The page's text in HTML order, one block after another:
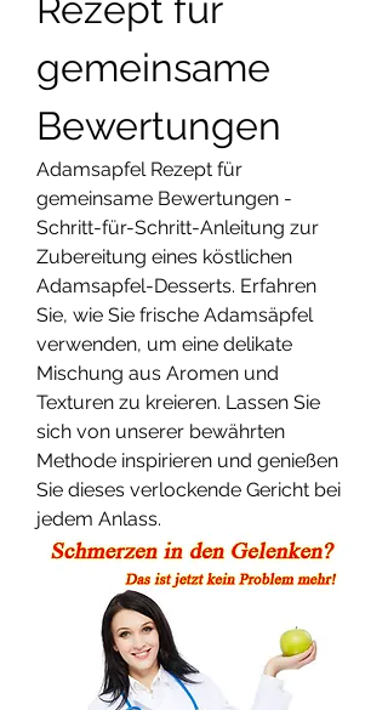
Rezept für
gemeinsame
Bewertungen
Adamsapfel Rezept für
gemeinsame Bewertungen -
Schritt-für-Schritt-Anleitung zur
Zubereitung eines köstlichen
Adamsapfel-Desserts. Erfahren
Sie, wie Sie frische Adamsäpfel
verwenden, um eine delikate
Mischung aus Aromen und
Texturen zu kreieren. Lassen Sie
sich von unserer bewährten
Methode inspirieren und genießen
Sie dieses verlockende Gericht bei
jedem Anlass.